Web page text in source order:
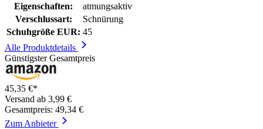
Eigenschaften:
atmungsaktiv
Verschlussart:
Schnürung
Schuhgröße EUR: 45
Alle Produktdetails
Günstigster Gesamtpreis
45,35 €*
Versand ab 3,99 €
Gesamtpreis: 49,34 €
Zum Anbieter